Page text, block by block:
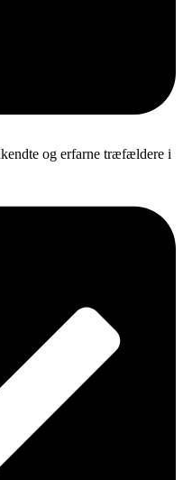
og erfarne træfældere i